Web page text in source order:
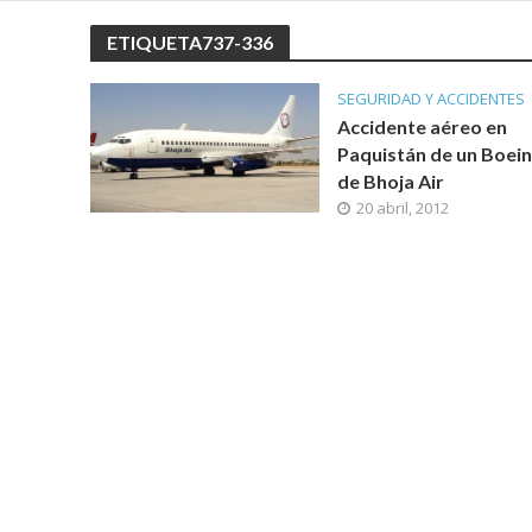
ETIQUETA737-336
SEGURIDAD Y ACCIDENTES
Accidente aéreo en
Paquistán de un
de Bhoja Air
20 abril, 2012